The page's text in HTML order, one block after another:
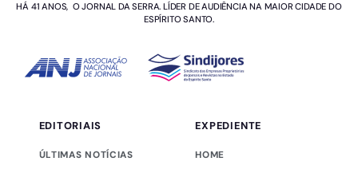
HÁ 41 ANOS, O JORNAL DA SERRA. LÍDER DE AUDIÊNCIA NA MAIOR CIDADE DO
ESPÍRITO SANTO.
EDITORIAIS
ÚLTIMAS NOTÍCIAS
EXPEDIENTE
HOME